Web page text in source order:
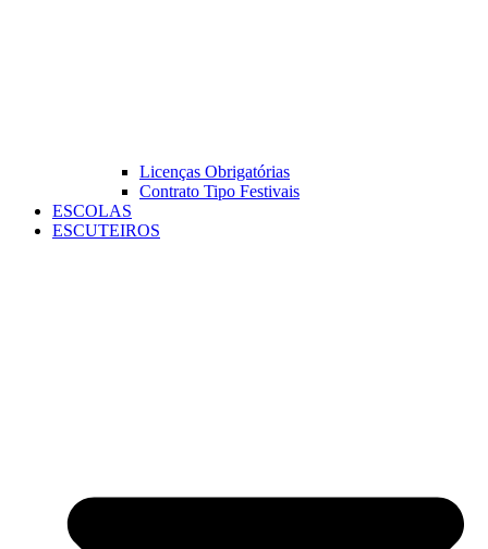
Licenças Obrigatórias
Contrato Tipo Festivais
ESCOLAS
ESCUTEIROS